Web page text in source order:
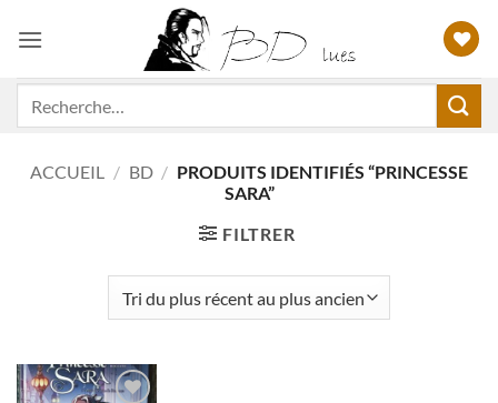
ACCUEIL / BD / PRODUITS IDENTIFIÉS “PRINCESSE
SARA”
FILTRER